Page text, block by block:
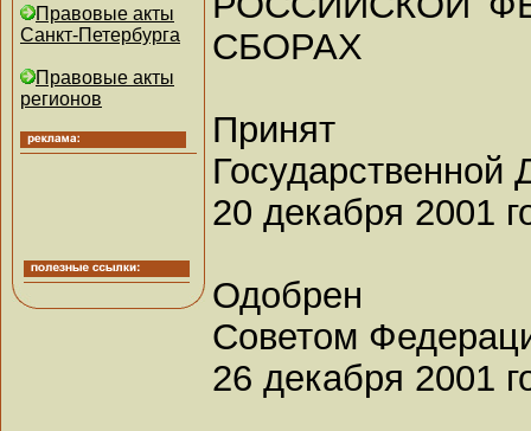
Правовые акты
Санкт-Петербурга
Правовые акты
регионов
СБОРАХ
Принят
Государственной
20 декабря 2001
Одобрен
Советом
26 декабря 2001